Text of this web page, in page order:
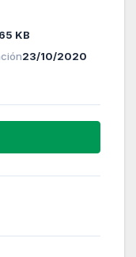
KB
23/10/2020